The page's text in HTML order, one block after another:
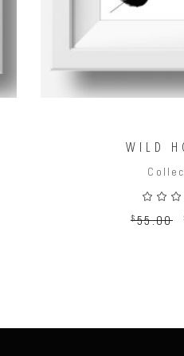
WILD
de
$55.00